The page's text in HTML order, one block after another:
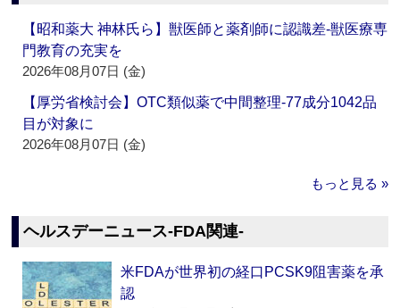
【昭和薬大 神林氏ら】獣医師と薬剤師に認識差‐獣医療専
門教育の充実を
2026年08月07日 (金)
【厚労省検討会】OTC類似薬で中間整理‐77成分1042品
目が対象に
2026年08月07日 (金)
もっと見る »
ヘルスデーニュース‐FDA関連‐
米FDAが世界初の経口PCSK9阻害薬を承
認